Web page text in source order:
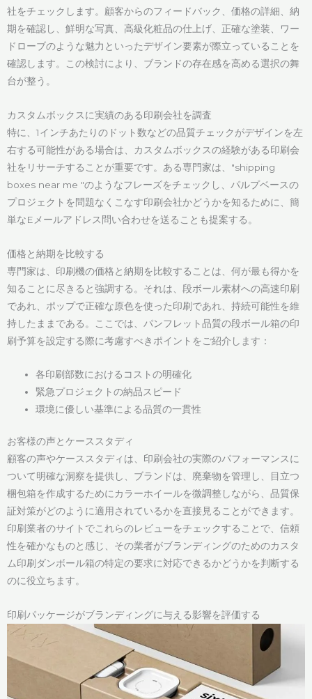
社をチェックします。顧客からのフィードバック、価格の詳細、納
期を確認し、鮮明な写真、高級化粧品の仕上げ、正確な塗装、ワー
ドローブのような魅力といったデザイン要素が際立っていることを
確認します。この検討により、ブランドの存在感を高める選択の舞
台が整う。
カスタムボックスに実績のある印刷会社を調査
特に、1インチあたりのドット数などの品質チェックがデザインを左
右する可能性がある場合は、カスタムボックスの経験がある印刷会
社をリサーチすることが重要です。ある専門家は、"shipping
boxes near me "のようなフレーズをチェックし、パルプベースの
プロジェクトを問題なくこなす印刷会社かどうかを知るために、簡
単なEメールアドレス問い合わせを送ることも提案する。
価格と納期を比較する
専門家は、印刷機の価格と納期を比較することは、何が最も得かを
知ることに尽きると強調する。それは、段ボール素材への高速印刷
であれ、ポップで正確な原色を使った印刷であれ、持続可能性を維
持したままである。ここでは、パンフレット品質の段ボール箱の印
刷予算を設定する際に考慮すべきポイントをご紹介します：
各印刷部数におけるコストの明確化
緊急プロジェクトの納品スピード
環境に優しい基準による品質の一貫性
お客様の声とケーススタディ
顧客の声やケーススタディは、印刷会社の実際のパフォーマンスに
ついて明確な洞察を提供し、ブランドは、廃棄物を管理し、目立つ
梱包箱を作成するためにカラーホイールを微調整しながら、品質保
証対策がどのように適用されているかを直接見ることができます。
印刷業者のサイトでこれらのレビューをチェックすることで、信頼
性を確かなものと感じ、その業者がブランディングのためのカスタ
ム印刷ダンボール箱の特定の要求に対応できるかどうかを判断する
のに役立ちます。
印刷パッケージがブランディングに与える影響を評価する